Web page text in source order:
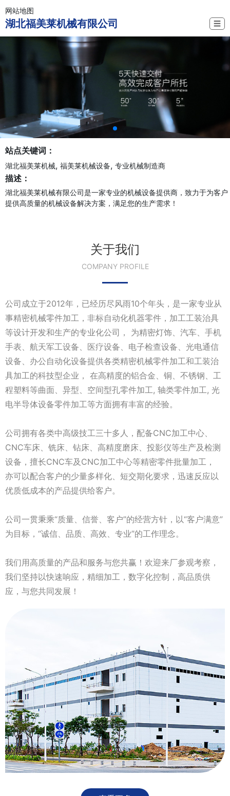
网站地图
湖北福美莱机械有限公司 ☰
站点关键词：
湖北福美莱机械, 福美莱机械设备, 专业机械制造商
描述：
湖北福美莱机械有限公司是一家专业的机械设备提供商，致力于为客户
提供高质量的机械设备解决方案，满足您的生产需求！
关于我们
COMPANY PROFILE
公司成立于2012年，已经历尽风雨10个年头，是一家专业从
事精密机械零件加工，非标自动化机器零件，加工工装治具
等设计开发和生产的专业化公司， 为精密灯饰、汽车、手机
手表、航天军工设备、医疗设备、电子检查设备、光电通信
设备、办公自动化设备提供各类精密机械零件加工和工装治
具加工的科技型企业， 在高精度的铝合金、铜、不锈钢、工
程塑料等曲面、异型、空间型孔零件加工, 轴类零件加工, 光
电半导体设备零件加工等方面拥有丰富的经验。
公司拥有各类中高级技工三十多人，配备CNC加工中心、
CNC车床、铣床、钻床、高精度磨床、投影仪等生产及检测
设备，擅长CNC车及CNC加工中心等精密零件批量加工，
亦可以配合客户的少量多样化、短交期化要求，迅速反应以
优质低成本的产品提供给客户。
公司一贯秉乘“质量、信誉、客户”的经营方针，以“客户满意”
为目标，“诚信、品质、高效、专业”的工作理念。
我们用高质量的产品和服务与您共赢！欢迎来厂参观考察，
我们坚持以快速响应，精细加工，数字化控制，高品质供
应，与您共同发展！